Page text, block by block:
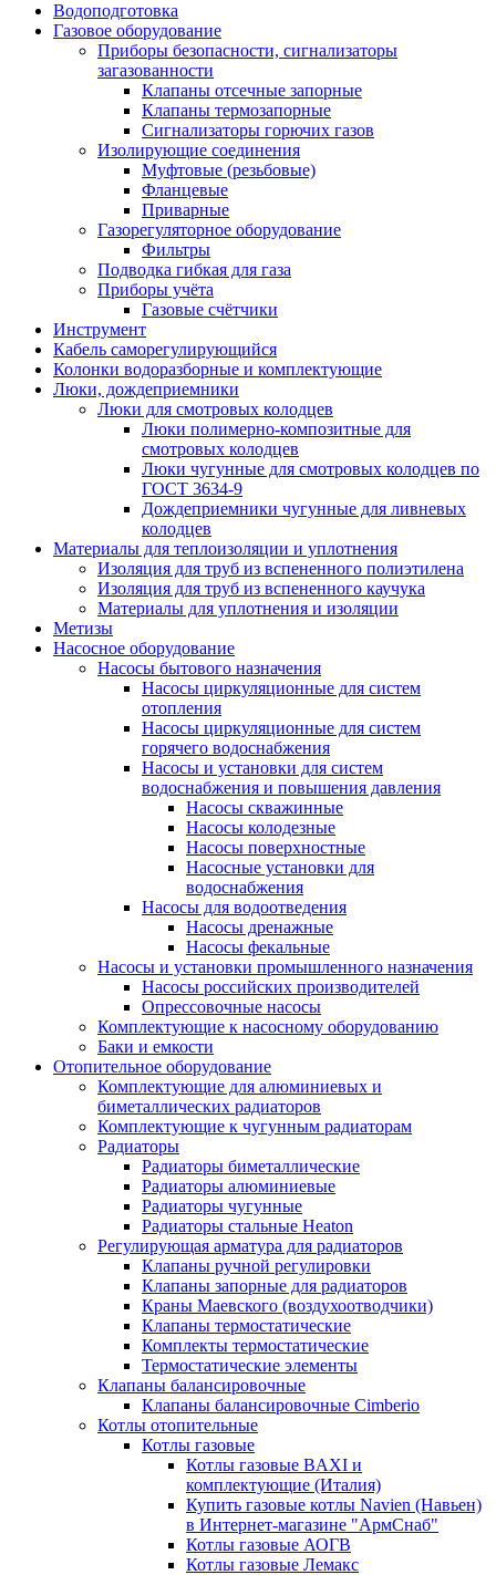
Водоподготовка
Газовое оборудование
Приборы безопасности, сигнализаторы
загазованности
Клапаны отсечные запорные
Клапаны термозапорные
Сигнализаторы горючих газов
Изолирующие соединения
Муфтовые (резьбовые)
Фланцевые
Приварные
Газорегуляторное оборудование
Фильтры
Подводка гибкая для газа
Приборы учёта
Газовые счётчики
Инструмент
Кабель саморегулирующийся
Колонки водоразборные и комплектующие
Люки, дождеприемники
Люки для смотровых колодцев
Люки полимерно-композитные для
смотровых колодцев
Люки чугунные для смотровых колодцев по
ГОСТ 3634-9
Дождеприемники чугунные для ливневых
колодцев
Материалы для теплоизоляции и уплотнения
Изоляция для труб из вспененного полиэтилена
Изоляция для труб из вспененного каучука
Материалы для уплотнения и изоляции
Метизы
Насосное оборудование
Насосы бытового назначения
Насосы циркуляционные для систем
отопления
Насосы циркуляционные для систем
горячего водоснабжения
Насосы и установки для систем
водоснабжения и повышения давления
Насосы скважинные
Насосы колодезные
Насосы поверхностные
Насосные установки для
водоснабжения
Насосы для водоотведения
Насосы дренажные
Насосы фекальные
Насосы и установки промышленного назначения
Насосы российских производителей
Опрессовочные насосы
Комплектующие к насосному оборудованию
Баки и емкости
Отопительное оборудование
Комплектующие для алюминиевых и
биметаллических радиаторов
Комплектующие к чугунным радиаторам
Радиаторы
Радиаторы биметаллические
Радиаторы алюминиевые
Радиаторы чугунные
Радиаторы стальные Heaton
Регулирующая арматура для радиаторов
Клапаны ручной регулировки
Клапаны запорные для радиаторов
Краны Маевского (воздухоотводчики)
Клапаны термостатические
Комплекты термостатические
Термостатические элементы
Клапаны балансировочные
Клапаны балансировочные Cimberio
Котлы отопительные
Котлы газовые
Котлы газовые BAXI и
комплектующие (Италия)
Купить газовые котлы Navien (Навьен)
в Интернет-магазине "АрмСнаб"
Котлы газовые АОГВ
Котлы газовые Лемакс